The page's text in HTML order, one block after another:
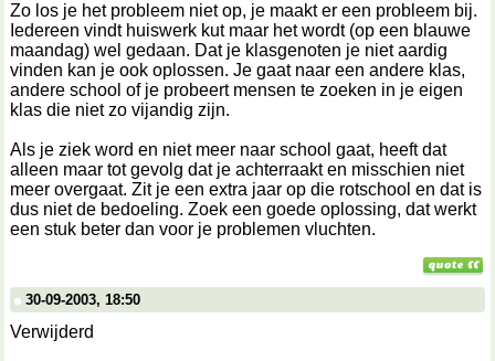
Zo los je het probleem niet op, je maakt er een probleem bij.
Iedereen vindt huiswerk kut maar het wordt (op een blauwe
maandag) wel gedaan. Dat je klasgenoten je niet aardig
vinden kan je ook oplossen. Je gaat naar een andere klas,
andere school of je probeert mensen te zoeken in je eigen
klas die niet zo vijandig zijn.
Als je ziek word en niet meer naar school gaat, heeft dat
alleen maar tot gevolg dat je achterraakt en misschien niet
meer overgaat. Zit je een extra jaar op die rotschool en dat is
dus niet de bedoeling. Zoek een goede oplossing, dat werkt
een stuk beter dan voor je problemen vluchten.
30-09-2003, 18:50
Verwijderd